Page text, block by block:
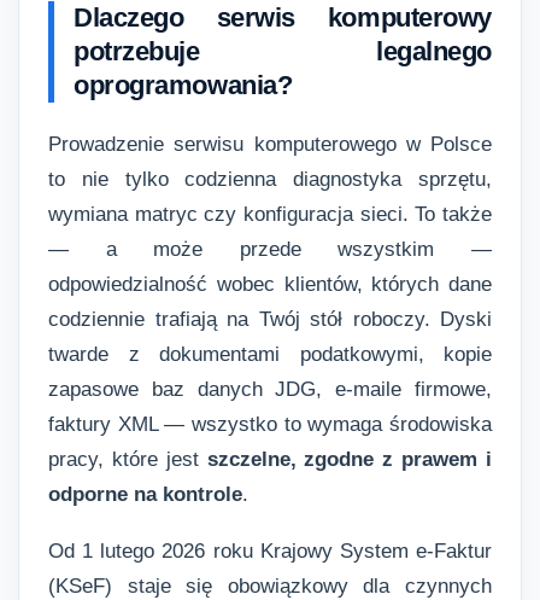
Dlaczego serwis komputerowy
potrzebuje legalnego
oprogramowania?
Prowadzenie serwisu komputerowego w Polsce
to nie tylko codzienna diagnostyka sprzętu,
wymiana matryc czy konfiguracja sieci. To także
— a może przede wszystkim —
odpowiedzialność wobec klientów, których dane
codziennie trafiają na Twój stół roboczy. Dyski
twarde z dokumentami podatkowymi, kopie
zapasowe baz danych JDG, e-maile firmowe,
faktury XML — wszystko to wymaga środowiska
pracy, które jest szczelne, zgodne z prawem i
odporne na kontrole.
Od 1 lutego 2026 roku Krajowy System e-Faktur
(KSeF) staje się obowiązkowy dla czynnych